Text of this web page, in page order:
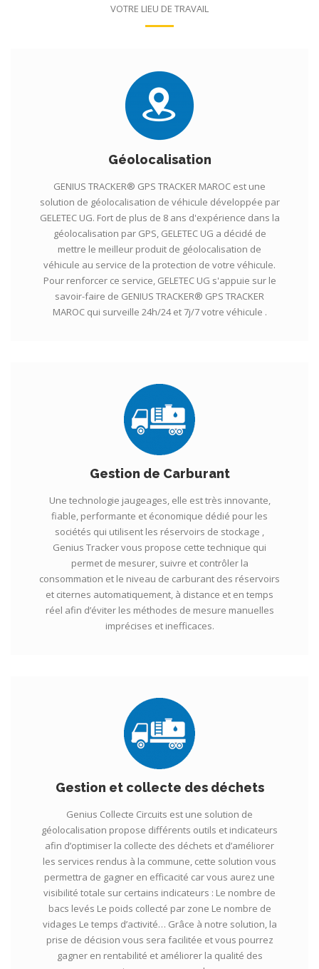
VOTRE LIEU DE TRAVAIL
Géolocalisation
GENIUS TRACKER® GPS TRACKER MAROC est une
solution de géolocalisation de véhicule développée par
GELETEC UG. Fort de plus de 8 ans d'expérience dans la
géolocalisation par GPS, GELETEC UG a décidé de
mettre le meilleur produit de géolocalisation de
véhicule au service de la protection de votre véhicule.
Pour renforcer ce service, GELETEC UG s'appuie sur le
savoir-faire de GENIUS TRACKER® GPS TRACKER
MAROC qui surveille 24h/24 et 7j/7 votre véhicule .
Gestion de Carburant
Une technologie jaugeages, elle est très innovante,
fiable, performante et économique dédié pour les
sociétés qui utilisent les réservoirs de stockage ,
Genius Tracker vous propose cette technique qui
permet de mesurer, suivre et contrôler la
consommation et le niveau de carburant des réservoirs
et citernes automatiquement, à distance et en temps
réel afin d’éviter les méthodes de mesure manuelles
imprécises et inefficaces.
Gestion et collecte des déchets
Genius Collecte Circuits est une solution de
géolocalisation propose différents outils et indicateurs
afin d’optimiser la collecte des déchets et d’améliorer
les services rendus à la commune, cette solution vous
permettra de gagner en efficacité car vous aurez une
visibilité totale sur certains indicateurs : Le nombre de
bacs levés Le poids collecté par zone Le nombre de
vidages Le temps d’activité… Grâce à notre solution, la
prise de décision vous sera facilitée et vous pourrez
gagner en rentabilité et améliorer la qualité des